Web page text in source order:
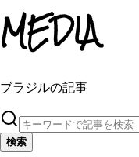
MEDIA
ブラジルの記事
検索